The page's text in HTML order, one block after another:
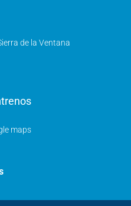
de la Ventana
maps